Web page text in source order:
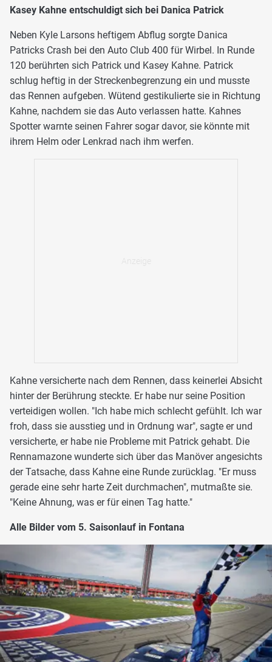
Kasey Kahne entschuldigt sich bei Danica Patrick
Neben Kyle Larsons heftigem Abflug sorgte Danica
Patricks Crash bei den Auto Club 400 für Wirbel. In Runde
120 berührten sich Patrick und Kasey Kahne. Patrick
schlug heftig in der Streckenbegrenzung ein und musste
das Rennen aufgeben. Wütend gestikulierte sie in Richtung
Kahne, nachdem sie das Auto verlassen hatte. Kahnes
Spotter warnte seinen Fahrer sogar davor, sie könnte mit
ihrem Helm oder Lenkrad nach ihm werfen.
Kahne versicherte nach dem Rennen, dass keinerlei Absicht
hinter der Berührung steckte. Er habe nur seine Position
verteidigen wollen. "Ich habe mich schlecht gefühlt. Ich war
froh, dass sie ausstieg und in Ordnung war", sagte er und
versicherte, er habe nie Probleme mit Patrick gehabt. Die
Rennamazone wunderte sich über das Manöver angesichts
der Tatsache, dass Kahne eine Runde zurücklag. "Er muss
gerade eine sehr harte Zeit durchmachen", mutmaßte sie.
"Keine Ahnung, was er für einen Tag hatte."
Alle Bilder vom 5. Saisonlauf in Fontana